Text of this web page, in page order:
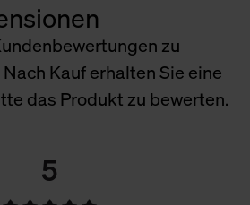
zu
Kauf erhalten Sie eine
das Produkt zu bewerten.
5